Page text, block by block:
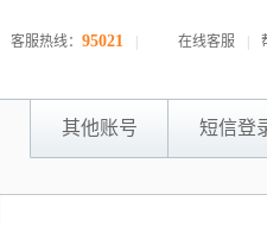
客服热线： 95021 在线客服
其他账号 短信登